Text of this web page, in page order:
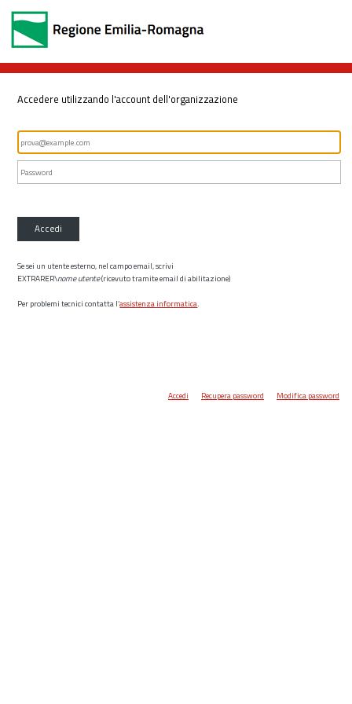
Accedere utilizzando l'account dell'organizzazione
Accedi
Se sei un utente esterno, nel campo email, scrivi
EXTRARER\nome utente(ricevuto tramite email di abilitazione)
Per problemi tecnici contatta l’assistenza informatica.
Accedi Recupera password Modifica password